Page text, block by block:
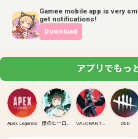
Gamee mobile app is very
get notifications!
Download
アプリでもっ
Apex Legends 僕のヒーローアカデミア ULTRA RUMBLE VALORANT(PC) DbD